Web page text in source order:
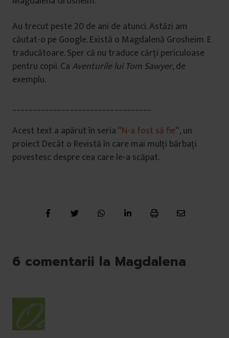
Au trecut peste 20 de ani de atunci. Astăzi am
căutat-o pe Google. Există o Magdalenă Grosheim. E
traducătoare. Sper că nu traduce cărți periculoase
pentru copii. CaAventurile lui Tom Sawyer, de
exemplu.
Acest text a apărut în seria “N-a fost să fie“, un
proiect Decât o Revistă în care mai mulți bărbați
povestesc despre cea care le-a scăpat.
6 comentarii la Magdalena